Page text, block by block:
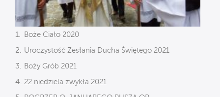
Boże Ciało 2020
Uroczystość Zesłania Ducha Świętego 2021
Boży Grób 2021
22 niedziela zwykła 2021